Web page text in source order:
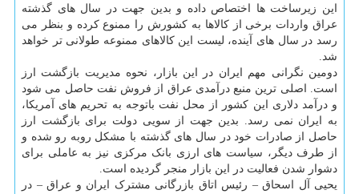
این زیرساخت ها اختصاص داده و بدین جهت در سال های گذشته
عراق واردات برخی از کالاها به کشورش را ممنوع کرده و بنظر می
رسد در سال های آینده، لیست این کالاهای ممنوعه طولانی تر خواهد
شد.
دومین نگرانی مهم ایران در این بازار، نحوه مدیریت بازگشت ارز
است. اصلی ترین منبع درآمدی عراق از فروش نفت حاصل می شود
و درآمد دلاری این کشور از محل نفت باتوجه به تحریم های آمریکا،
به ایران نمی رسد. بدین جهت از سویی دولت برای بازگشت ارز
حاصل از صادرات خود در سال های گذشته با مشکل روبه رو شده و
از طرف دیگر، سیاست های ارزی بانک مرکزی نیز به عاملی برای
دشوار شدن فعالیت در این بازار منجر گردیده است.
یحیی آل اسحاق – رئیس اتاق بازرگانی مشترک ایران و عراق – در